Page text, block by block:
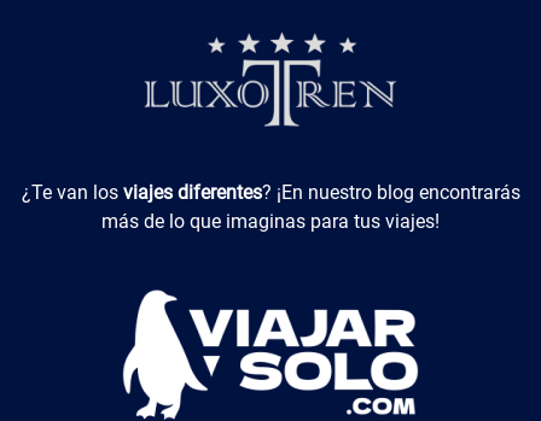
Viajes Diferentes
¿Te van los viajes diferentes? ¡En nuestro blog encontrarás
más de lo que imaginas para tus viajes!